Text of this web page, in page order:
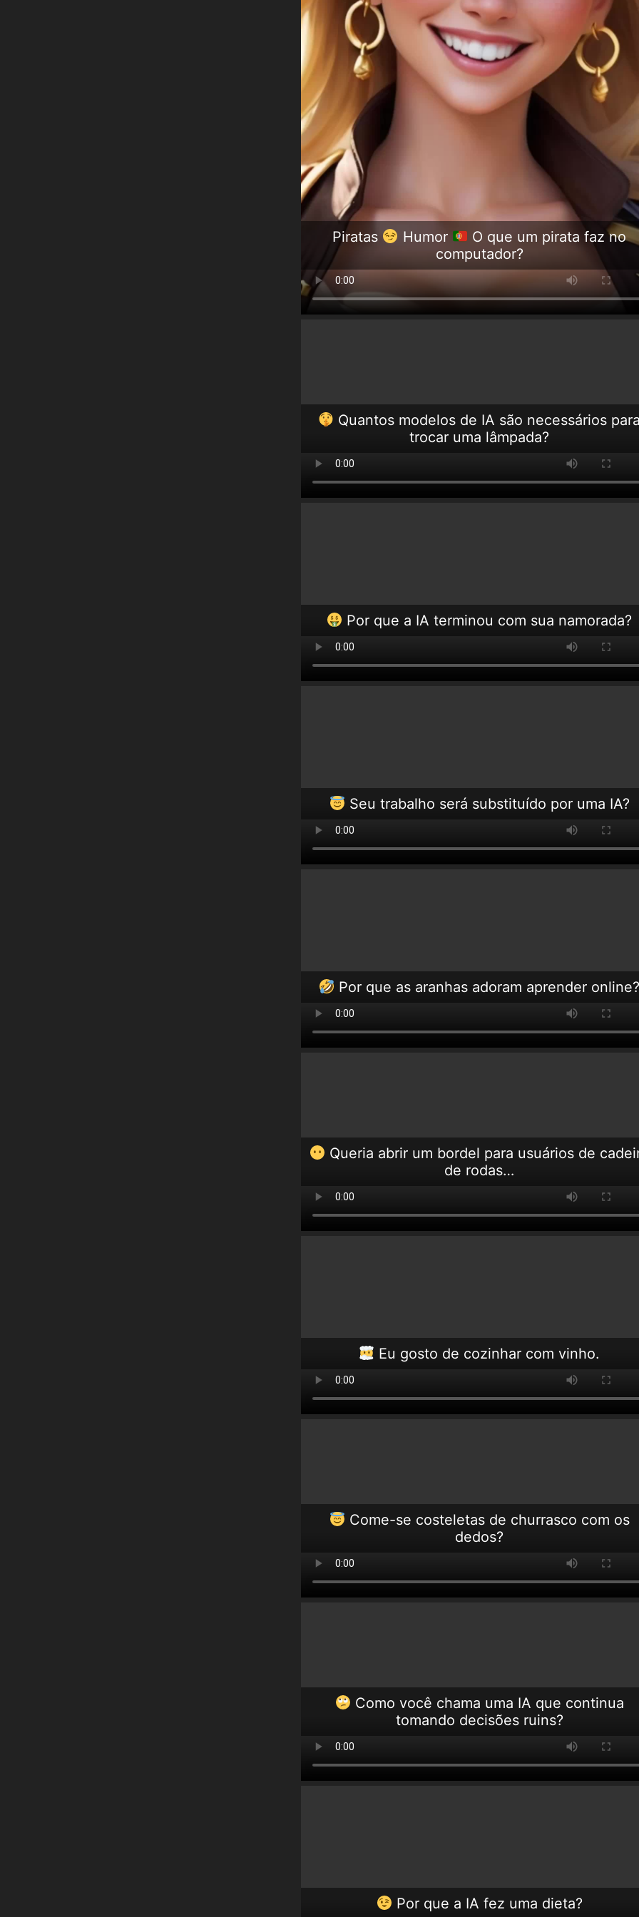
Piratas Humor
O que um pirata faz no
computador?
Quantos modelos de IA são necessários
trocar uma lâmpada?
Por que a IA terminou com sua namorada?
Seu trabalho será substituído por uma IA?
Por que as aranhas adoram aprender
Queria abrir um bordel para usuários de
de rodas…
Eu gosto de cozinhar com vinho.
Come-se costeletas de churrasco com os
dedos?
Como você chama uma IA que continua
tomando decisões ruins?
Por que a IA fez uma dieta?